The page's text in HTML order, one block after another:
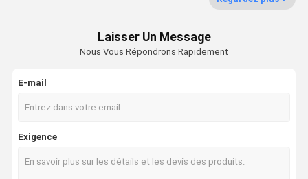
excavateur d'occasion
Camions élévateurs diesel usagés
Téléporteurs électriques usagés
Chargeur utilisé
Laisser Un Message
Nous Vous Répondrons Rapidement
E-mail
Exigence